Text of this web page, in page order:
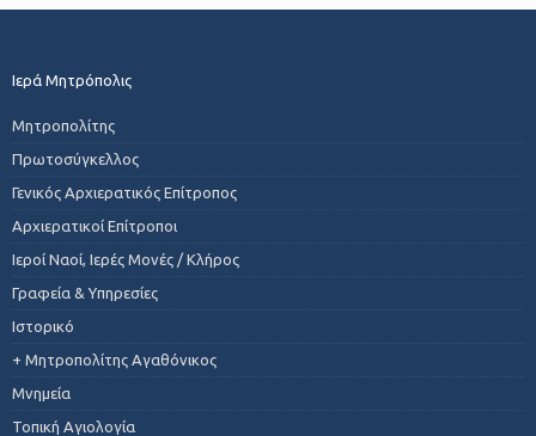
Ιερά Μητρόπολις
Μητροπολίτης
Πρωτοσύγκελλος
Γενικός Αρχιερατικός Επίτροπος
Αρχιερατικοί Επίτροποι
Ιεροί Ναοί, Ιερές Μονές / Κλήρος
Γραφεία & Υπηρεσίες
Ιστορικό
+ Μητροπολίτης Αγαθόνικος
Μνημεία
Τοπική Αγιολογία